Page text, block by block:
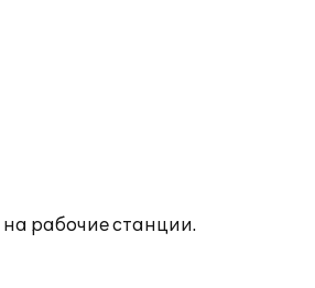
рабочие станции.